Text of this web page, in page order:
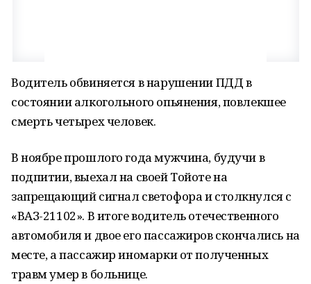
Водитель обвиняется в нарушении ПДД в
состоянии алкогольного опьянения, повлекшее
смерть четырех человек.
В ноябре прошлого года мужчина, будучи в
подпитии, выехал на своей Тойоте на
запрещающий сигнал светофора и столкнулся с
«ВАЗ-21102». В итоге водитель отечественного
автомобиля и двое его пассажиров скончались на
месте, а пассажир иномарки от полученных
травм умер в больнице.